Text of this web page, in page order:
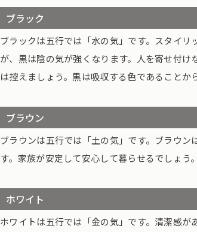
ブラック
ブラックは五行では「水の気」です。スタイ
が、黒は陰の気が強くなります。人を寄せ付
は控えましょう。黒は吸収する色であることか
ブラウン
ブラウンは五行では「土の気」です。ブラウ
す。家族が安定して安心して暮らせるでしょう。
ホワイト
ホワイトは五行では「金の気」です。清潔感